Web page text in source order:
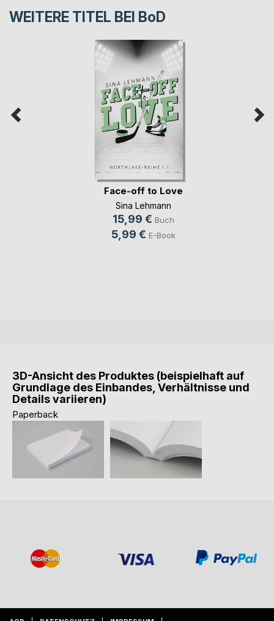
WEITERE TITEL BEI BoD
Face-off to Love
Sina Lehmann
15,99 € Buch
5,99 € E-Book
3D-Ansicht des Produktes (beispielhaft auf
Grundlage des Einbandes, Verhältnisse und
Details variieren)
Paperback